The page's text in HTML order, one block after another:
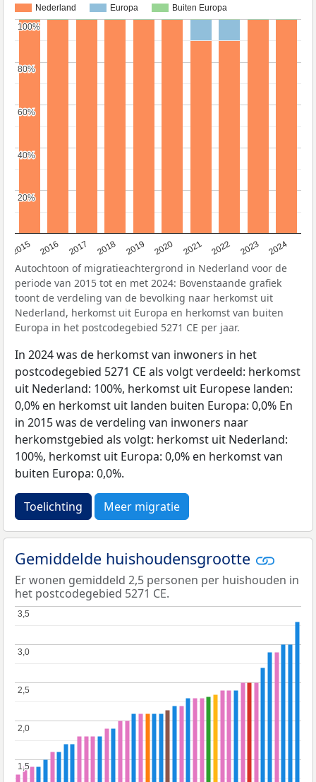
Nederland Europa Buiten Europa
2015 2016 2017 2018 2019 2020 2021 2022 2023 2024
20%
20%
40%
40%
60%
60%
80%
80%
100%
100%
Autochtoon of migratieachtergrond in Nederland voor de
periode van 2015 tot en met 2024: Bovenstaande grafiek
toont de verdeling van de bevolking naar herkomst uit
Nederland, herkomst uit Europa en herkomst van buiten
Europa in het postcodegebied 5271 CE per jaar.
In 2024 was de herkomst van inwoners in het
postcodegebied 5271 CE als volgt verdeeld: herkomst
uit Nederland: 100%, herkomst uit Europese landen:
0,0% en herkomst uit landen buiten Europa: 0,0% En
in 2015 was de verdeling van inwoners naar
herkomstgebied als volgt: herkomst uit Nederland:
100%, herkomst uit Europa: 0,0% en herkomst van
buiten Europa: 0,0%.
Toelichting Meer migratie
Gemiddelde huishoudensgrootte
Er wonen gemiddeld 2,5 personen per huishouden in
het postcodegebied 5271 CE.
1,5
1,5
2,0
2,0
2,5
2,5
3,0
3,0
3,5
3,5